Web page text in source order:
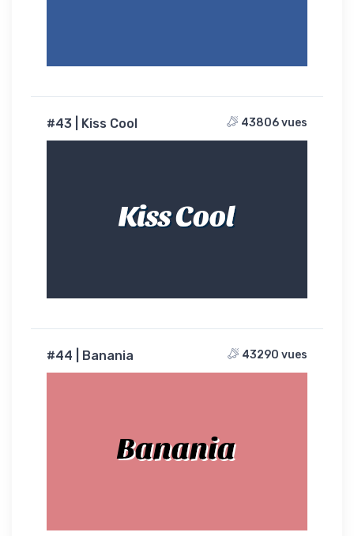
#43 | Kiss Cool 43806 vues
Kiss Cool
#44 | Banania 43290 vues
Banania